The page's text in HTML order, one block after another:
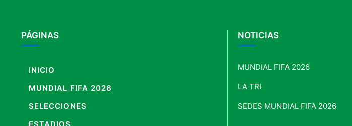
PÁGINAS
INICIO
MUNDIAL FIFA 2026
SELECCIONES
ESTADIOS
NOTICIAS
MUNDIAL FIFA 2026
LA TRI
SEDES MUNDIAL FIFA 2026